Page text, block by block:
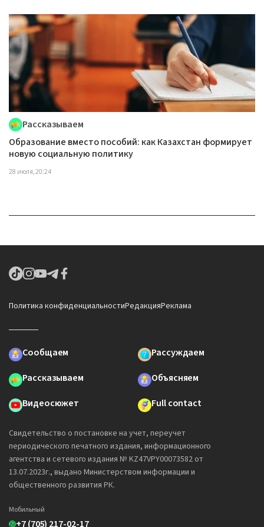
Рассказываем
Образование вместо пособий: как Казахстан формирует
новую социальную политику
28 июля, 20:24
Политика конфиденциальностиРедакцияРеклама
Сообщаем
Рассуждаем
Рассказываем
Объясняем
Видеосюжет
Full contact
Свидетельство о постановке на учет, переучет
периодического печатного издания, информационного
агентства и сетевого издания № KZ47VPY00073582 от
13.07.2023г., выдано Министерством информации и
общественного развития РК.
Мобильный
+7 (705) 217-02-17